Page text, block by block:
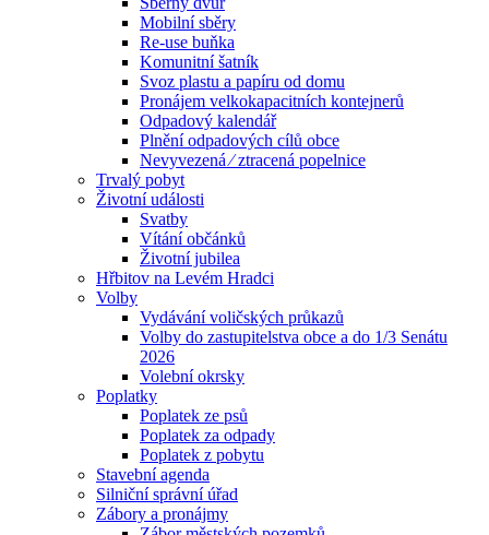
Mobilní sběry
Re-use buňka
Komunitní šatník
Svoz plastu a papíru od domu
Pronájem velkokapacitních kontejnerů
Odpadový kalendář
Plnění odpadových cílů obce
Nevyvezená ⁄ ztracená popelnice
Trvalý pobyt
Životní události
Svatby
Vítání občánků
Životní jubilea
Hřbitov na Levém Hradci
Volby
Vydávání voličských průkazů
Volby do zastupitelstva obce a do 1/3 Senátu
2026
Volební okrsky
Poplatky
Poplatek ze psů
Poplatek za odpady
Poplatek z pobytu
Stavební agenda
Silniční správní úřad
Zábory a pronájmy